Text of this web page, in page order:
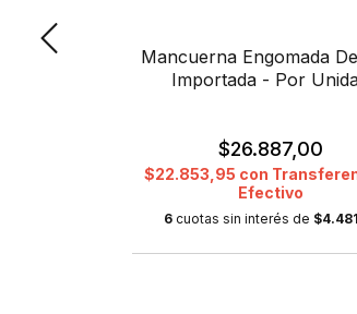
1Kg -
Mancuerna Engomada
Importada - Por
$26.887,00
$22.853,95 con
Efectivo
6 cuotas sin interés de